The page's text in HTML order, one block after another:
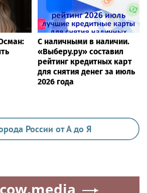
С наличными в наличии.
«Выберу.ру» составил
рейтинг кредитных карт
для снятия денег за июль
2026 года
России от А до Я